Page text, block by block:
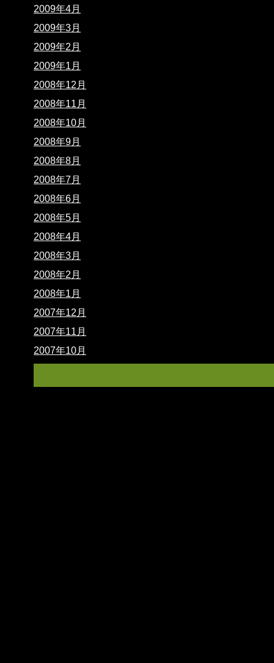
2009年4月
2009年3月
2009年2月
2009年1月
2008年12月
2008年11月
2008年10月
2008年9月
2008年8月
2008年7月
2008年6月
2008年5月
2008年4月
2008年3月
2008年2月
2008年1月
2007年12月
2007年11月
2007年10月